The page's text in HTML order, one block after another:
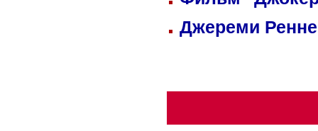
Джереми